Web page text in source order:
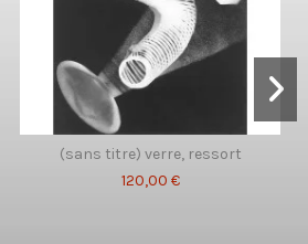
(sans titre) verre, ressort
120,00 €